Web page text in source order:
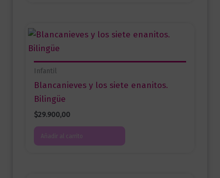
Infantil
Blancanieves y los siete enanitos.
Bilingüe
$29.900,00
Añadir al carrito